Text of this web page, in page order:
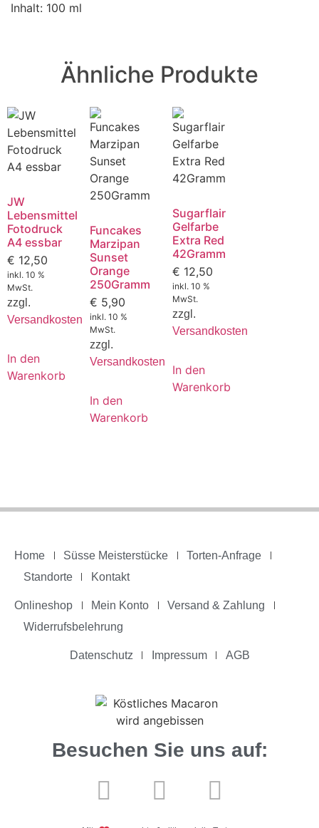
Inhalt: 100 ml
Ähnliche Produkte
JW
Lebensmittel
Fotodruck
A4 essbar
€ 12,50
inkl. 10 %
MwSt.
zzgl.
Versandkosten
In den
Warenkorb
Funcakes
Marzipan
Sunset
Orange
250Gramm
€ 5,90
inkl. 10 %
MwSt.
zzgl.
Versandkosten
In den
Warenkorb
Sugarflair
Gelfarbe
Extra Red
42Gramm
€ 12,50
inkl. 10 %
MwSt.
zzgl.
Versandkosten
In den
Warenkorb
Home Süsse Meisterstücke
Torten-Anfrage
Standorte
Kontakt
Onlineshop Mein Konto
Versand & Zahlung
Widerrufsbelehrung
Datenschutz Impressum AGB
Besuchen Sie uns auf: